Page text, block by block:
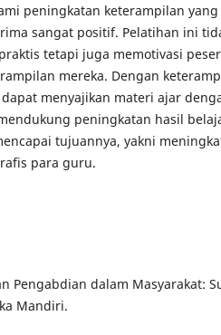
peningkatan keterampilan
sangat positif. Pelatihan ini
tetapi juga memotivasi
mereka. Dengan
menyajikan materi ajar
peningkatan hasil
tujuannya, yakni
para guru.
Pengabdian dalam Masyarakat:
Mandiri.